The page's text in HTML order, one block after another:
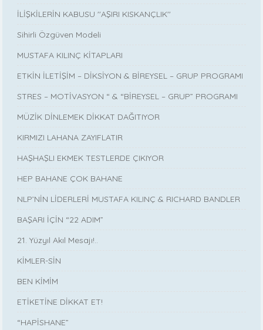
İLİŞKİLERİN KABUSU ''AŞIRI KISKANÇLIK''
Sihirli Özgüven Modeli
MUSTAFA KILINÇ KİTAPLARI
ETKİN İLETİŞİM – DİKSİYON & BİREYSEL – GRUP PROGRAMI
STRES – MOTİVASYON “ & “BİREYSEL – GRUP” PROGRAMI
MÜZİK DİNLEMEK DİKKAT DAĞITIYOR
KIRMIZI LAHANA ZAYIFLATIR
HAŞHAŞLI EKMEK TESTLERDE ÇIKIYOR
HEP BAHANE ÇOK BAHANE
NLP’NİN LİDERLERİ MUSTAFA KILINÇ & RICHARD BANDLER
BAŞARI İÇİN “22 ADIM”
21. Yüzyıl Akıl Mesajı!..
KİMLER-SİN
BEN KİMİM
ETİKETİNE DİKKAT ET!
“HAPİSHANE”